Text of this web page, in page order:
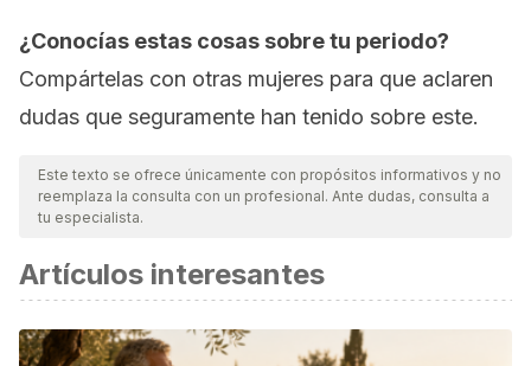
¿Conocías estas cosas sobre tu periodo?
Compártelas con otras mujeres para que aclaren
dudas que seguramente han tenido sobre este.
Este texto se ofrece únicamente con propósitos informativos y no
reemplaza la consulta con un profesional. Ante dudas, consulta a
tu especialista.
Artículos interesantes